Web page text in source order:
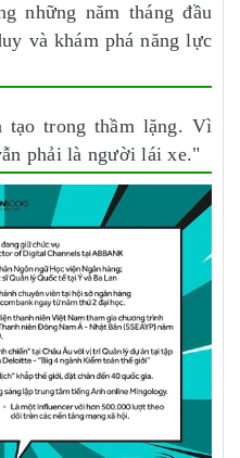
những năm tháng đầu
và khám phá năng lực
trong thầm lặng. Vì
phải là người lái xe."